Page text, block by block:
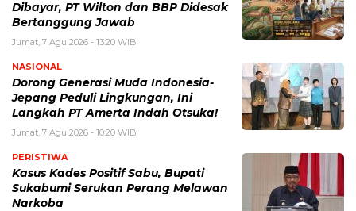
Dibayar, PT Wilton dan BBP Didesak
Bertanggung Jawab
Jumat, 7 Agu 2026 - 13:20 WIB
NASIONAL
Dorong Generasi Muda Indonesia-
Jepang Peduli Lingkungan, Ini
Langkah PT Amerta Indah Otsuka!
Jumat, 7 Agu 2026 - 10:20 WIB
PERISTIWA
Kasus Kades Positif Sabu, Bupati
Sukabumi Serukan Perang Melawan
Narkoba